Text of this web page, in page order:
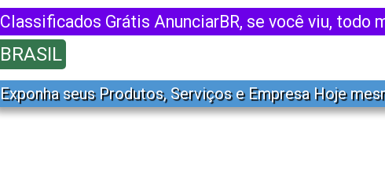
Classificados Grátis AnunciarBR, se você viu, todo
BRASIL
Exponha seus Produtos, Serviços e Empresa Hoje